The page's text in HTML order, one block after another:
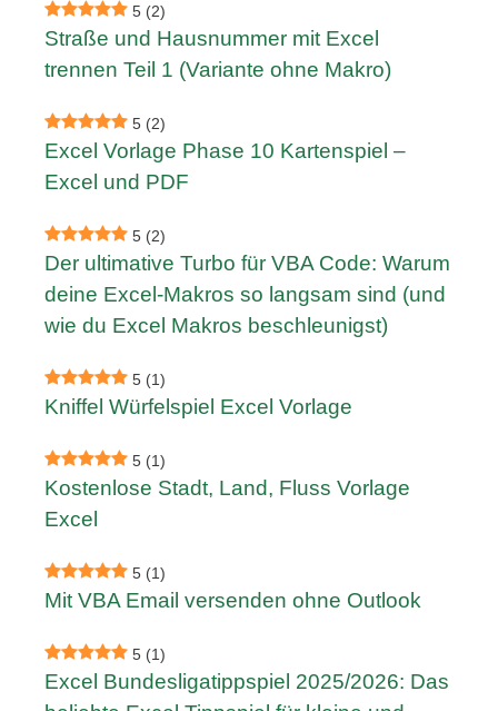
5 (2)
Straße und Hausnummer mit Excel
trennen Teil 1 (Variante ohne Makro)
5 (2)
Excel Vorlage Phase 10 Kartenspiel –
Excel und PDF
5 (2)
Der ultimative Turbo für VBA Code: Warum
deine Excel-Makros so langsam sind (und
wie du Excel Makros beschleunigst)
5 (1)
Kniffel Würfelspiel Excel Vorlage
5 (1)
Kostenlose Stadt, Land, Fluss Vorlage
Excel
5 (1)
Mit VBA Email versenden ohne Outlook
5 (1)
Excel Bundesligatippspiel 2025/2026: Das